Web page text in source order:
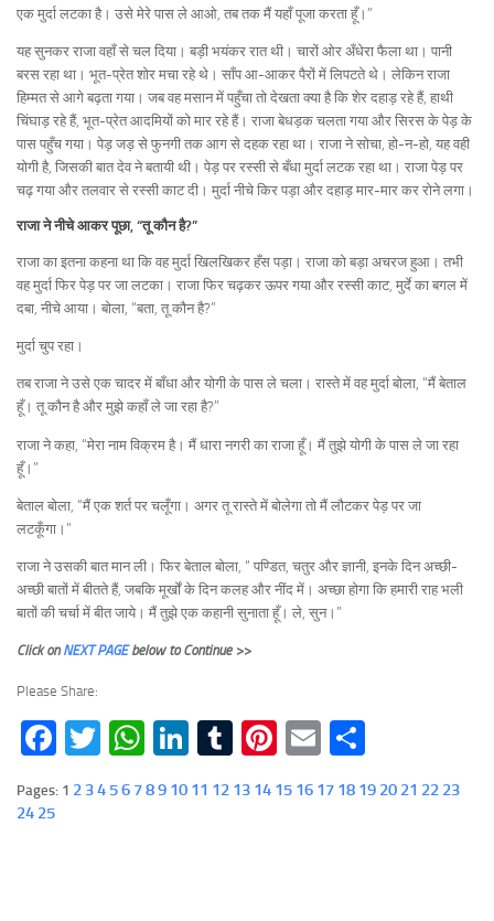
एक मुर्दा लटका है। उसे मेरे पास ले आओ, तब तक मैं यहाँ पूजा करता हूँ।”
यह सुनकर राजा वहाँ से चल दिया। बड़ी भयंकर रात थी। चारों ओर अँधेरा फैला था। पानी
बरस रहा था। भूत-प्रेत शोर मचा रहे थे। साँप आ-आकर पैरों में लिपटते थे। लेकिन राजा
हिम्मत से आगे बढ़ता गया। जब वह मसान में पहुँचा तो देखता क्या है कि शेर दहाड़ रहे हैं, हाथी
चिंघाड़ रहे हैं, भूत-प्रेत आदमियों को मार रहे हैं। राजा बेधड़क चलता गया और सिरस के पेड़ के
पास पहुँच गया। पेड़ जड़ से फुनगी तक आग से दहक रहा था। राजा ने सोचा, हो-न-हो, यह वही
योगी है, जिसकी बात देव ने बतायी थी। पेड़ पर रस्सी से बँधा मुर्दा लटक रहा था। राजा पेड़ पर
चढ़ गया और तलवार से रस्सी काट दी। मुर्दा नीचे किर पड़ा और दहाड़ मार-मार कर रोने लगा।
राजा ने नीचे आकर पूछा, “तू कौन है?”
राजा का इतना कहना था कि वह मुर्दा खिलखिकर हँस पड़ा। राजा को बड़ा अचरज हुआ। तभी
वह मुर्दा फिर पेड़ पर जा लटका। राजा फिर चढ़कर ऊपर गया और रस्सी काट, मुर्दे का बगल में
दबा, नीचे आया। बोला, “बता, तू कौन है?”
मुर्दा चुप रहा।
तब राजा ने उसे एक चादर में बाँधा और योगी के पास ले चला। रास्ते में वह मुर्दा बोला, “मैं बेताल
हूँ। तू कौन है और मुझे कहाँ ले जा रहा है?”
राजा ने कहा, “मेरा नाम विक्रम है। मैं धारा नगरी का राजा हूँ। मैं तुझे योगी के पास ले जा रहा
हूँ।”
बेताल बोला, “मैं एक शर्त पर चलूँगा। अगर तू रास्ते में बोलेगा तो मैं लौटकर पेड़ पर जा
लटकूँगा।”
राजा ने उसकी बात मान ली। फिर बेताल बोला, “ पण्डित, चतुर और ज्ञानी, इनके दिन अच्छी-
अच्छी बातों में बीतते हैं, जबकि मूर्खों के दिन कलह और नींद में। अच्छा होगा कि हमारी राह भली
बातों की चर्चा में बीत जाये। मैं तुझे एक कहानी सुनाता हूँ। ले, सुन।”
Click onNEXT PAGEbelow to Continue >>
Please Share:
Facebook
TwitterWhatsApp
LinkedIn
Tumblr
Pinterest
Email
Pages: 1 2 34 56 789 10 11 12 13 14 15 16 17 18 19 20 21 22 23
24 25